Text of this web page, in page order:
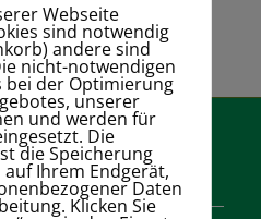
Webseite
sind notwendig
andere sind
nicht-notwendigen
bei der Optimierung
unserer
und werden für
Die
die Speicherung
Ihrem Endgerät,
Daten
Klicken Sie